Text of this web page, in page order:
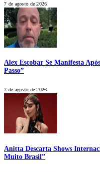
7 de agosto de 2026
Alex Escobar Se Manifesta
Passo”
7 de agosto de 2026
Anitta Descarta Shows
Muito Brasil”